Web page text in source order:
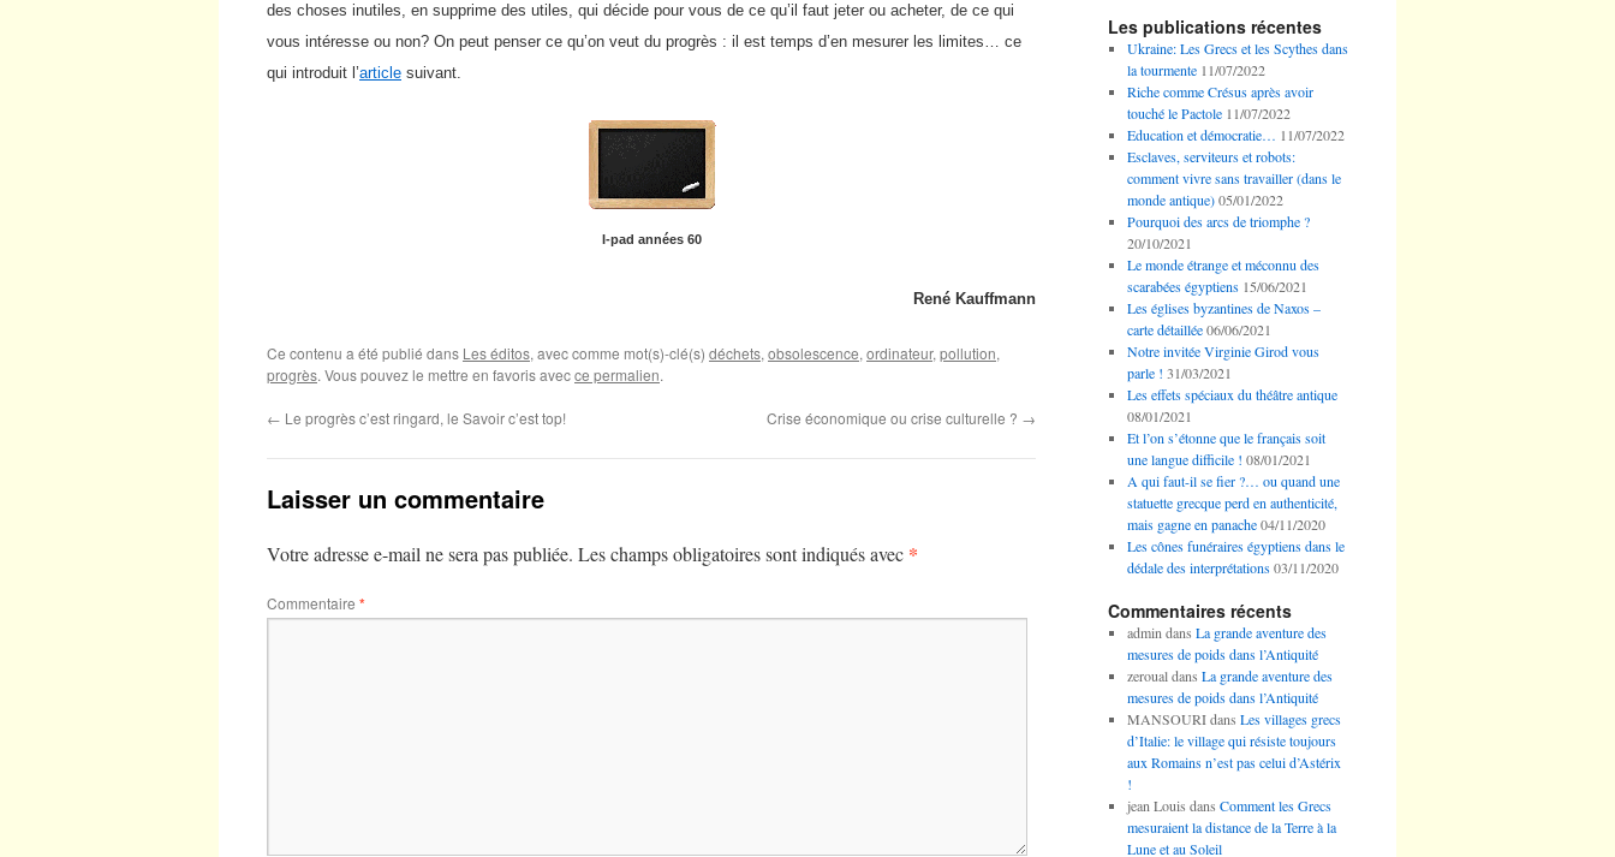
des choses inutiles, en supprime des utiles, qui décide pour vous de ce qu’il faut jeter ou acheter, de ce qui
vous intéresse ou non? On peut penser ce qu’on veut du progrès : il est temps d’en mesurer les limites… ce
qui introduit l’article suivant.
I-pad années 60
René Kauffmann
Ce contenu a été publié dans Les éditos, avec comme mot(s)-clé(s) déchets, obsolescence, ordinateur, pollution,
progrès. Vous pouvez le mettre en favoris avecce permalien.
← Le progrès c’est ringard, le Savoir c’est top! Crise économique ou crise culturelle ? →
Laisser un commentaire
Votre adresse e-mail ne sera pas publiée. Les champs obligatoires sont indiqués avec *
Commentaire *
Les publications récentes
Ukraine: Les Grecs et les Scythes dans
la tourmente 11/07/2022
Riche comme Crésus après avoir
touché le Pactole 11/07/2022
Education et démocratie… 11/07/2022
Esclaves, serviteurs et robots:
comment vivre sans travailler (dans le
monde antique) 05/01/2022
Pourquoi des arcs de triomphe ?
20/10/2021
Le monde étrange et méconnu des
scarabées égyptiens 15/06/2021
Les églises byzantines de Naxos –
carte détaillée 06/06/2021
Notre invitée Virginie Girod vous
parle ! 31/03/2021
Les effets spéciaux du théâtre antique
08/01/2021
Et l’on s’étonne que le français soit
une langue difficile ! 08/01/2021
A qui faut-il se fier ?… ou quand une
statuette grecque perd en authenticité,
mais gagne en panache 04/11/2020
Les cônes funéraires égyptiens dans le
dédale des interprétations 03/11/2020
Commentaires récents
admin dans La grande aventure des
mesures de poids dans l’Antiquité
zeroualdans La grande aventure des
mesures de poids dans l’Antiquité
MANSOURIdans Les villages grecs
d’Italie: le village qui résiste toujours
aux Romains n’est pas celui d’Astérix
!
jean Louis dans Comment les Grecs
mesuraient la distance de la Terre à la
Lune et au Soleil